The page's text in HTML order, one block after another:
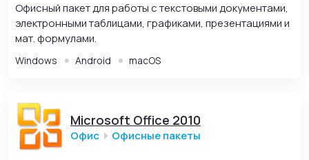
Офисный пакет для работы с текстовыми документами,
электронными таблицами, графиками, презентациями и
мат. формулами.
Windows Android macOS
Microsoft Office 2010
Офис Офисные пакеты